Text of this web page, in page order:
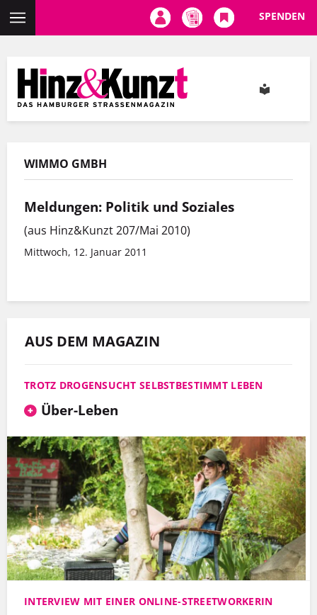
Inhalt
SPENDEN
WIMMO GMBH
Meldungen: Politik und Soziales
(aus Hinz&Kunzt 207/Mai 2010)
Mittwoch, 12. Januar 2011
AUS DEM MAGAZIN
TROTZ DROGENSUCHT SELBSTBESTIMMT LEBEN
Über-Leben
INTERVIEW MIT EINER ONLINE-STREETWORKERIN